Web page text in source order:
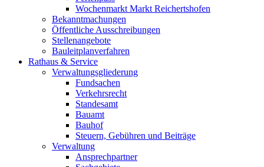
Wochenmarkt Markt Reichertshofen
Bekanntmachungen
Öffentliche Ausschreibungen
Stellenangebote
Bauleitplanverfahren
Rathaus & Service
Verwaltungsgliederung
Fundsachen
Verkehrsrecht
Standesamt
Bauamt
Bauhof
Steuern, Gebühren und Beiträge
Verwaltung
Ansprechpartner